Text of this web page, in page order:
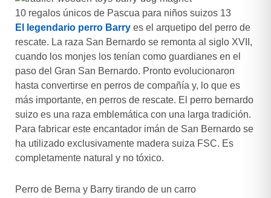
10 regalos únicos de Pascua para niños suizos 13
El legendario perro Barry es el arquetipo del perro de
rescate. La raza San Bernardo se remonta al siglo XVII,
cuando los monjes los tenían como guardianes en el
paso del Gran San Bernardo. Pronto evolucionaron
hasta convertirse en perros de compañía y, lo que es
más importante, en perros de rescate. El perro bernardo
suizo es una raza emblemática con una larga tradición.
Para fabricar este encantador imán de San Bernardo se
ha utilizado exclusivamente madera suiza FSC. Es
completamente natural y no tóxico.
Perro de Berna y Barry tirando de un carro